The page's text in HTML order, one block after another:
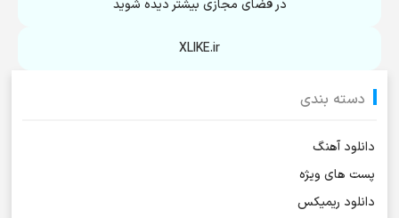
در فضای مجازی بیشتر دیده شوید
XLIKE.ir
دسته بندی
دانلود آهنگ
پست های ویژه
دانلود ریمیکس